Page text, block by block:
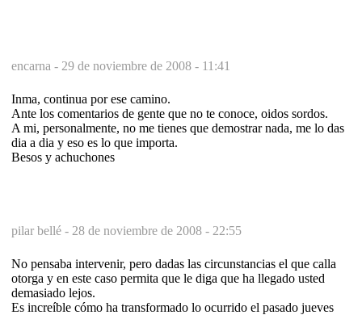
encarna - 29 de noviembre de 2008 - 11:41
Inma, continua por ese camino.
Ante los comentarios de gente que no te conoce, oidos sordos.
A mi, personalmente, no me tienes que demostrar nada, me lo das
dia a dia y eso es lo que importa.
Besos y achuchones
pilar bellé - 28 de noviembre de 2008 - 22:55
No pensaba intervenir, pero dadas las circunstancias el que calla
otorga y en este caso permita que le diga que ha llegado usted
demasiado lejos.
Es increíble cómo ha transformado lo ocurrido el pasado jueves